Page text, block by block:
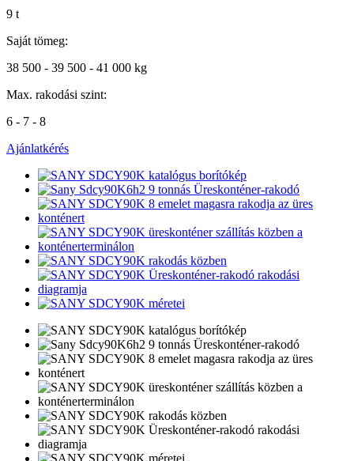
9 t
Saját tömeg:
38 500 - 39 500 - 41 000 kg
Max. rakodási szint:
6 - 7 - 8
Ajánlatkérés